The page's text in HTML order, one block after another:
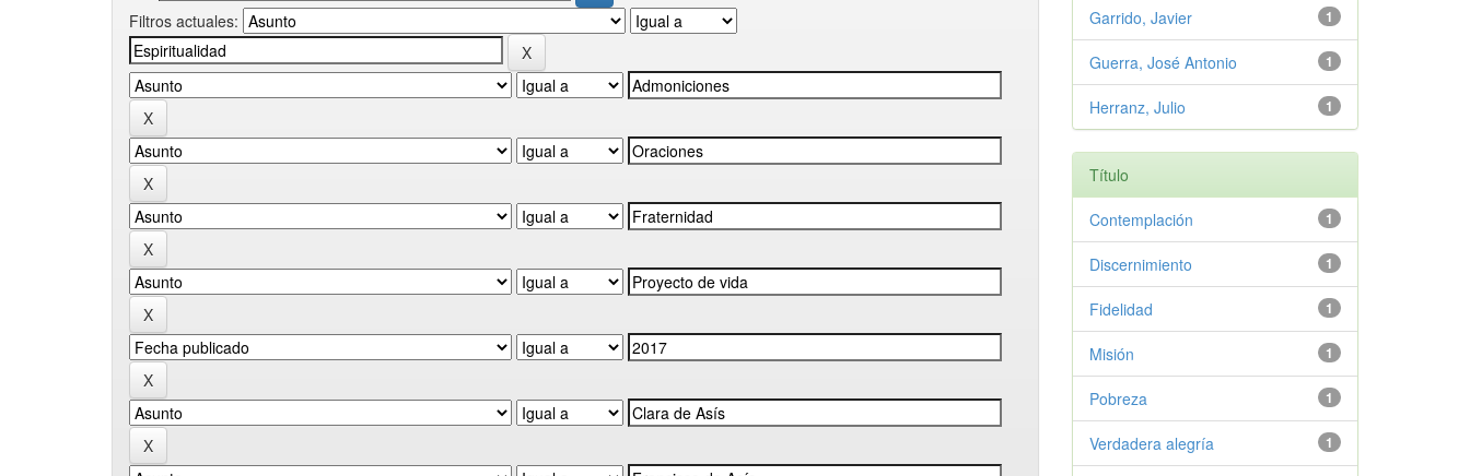
Filtros actuales:
1
Garrido, Javier
1
Guerra, José Antonio
1
Herranz, Julio
Título
1
Contemplación
1
Discernimiento
1
Fidelidad
1
Misión
1
Pobreza
1
Verdadera alegría